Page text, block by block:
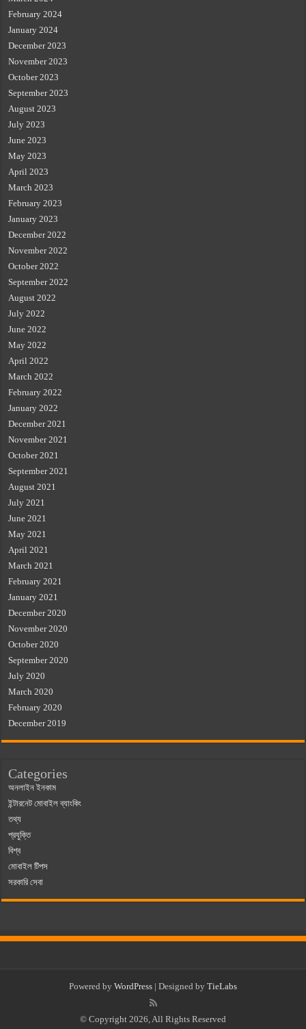
February 2024
January 2024
December 2023
November 2023
October 2023
September 2023
August 2023
July 2023
June 2023
May 2023
April 2023
March 2023
February 2023
January 2023
December 2022
November 2022
October 2022
September 2022
August 2022
July 2022
June 2022
May 2022
April 2022
March 2022
February 2022
January 2022
December 2021
November 2021
October 2021
September 2021
August 2021
July 2021
June 2021
May 2021
April 2021
March 2021
February 2021
January 2021
December 2020
November 2020
October 2020
September 2020
July 2020
March 2020
February 2020
December 2019
Categories
অনলাইন ইনকাম
ইন্টারনেট মোবাইল ব্যাংকিং
তথ্য
প্রযুক্তি
বিশ্ব
মোবাইল টিপস
সরকারি সেবা
Powered by WordPress | Designed by TieLabs
© Copyright 2026, All Rights Reserved